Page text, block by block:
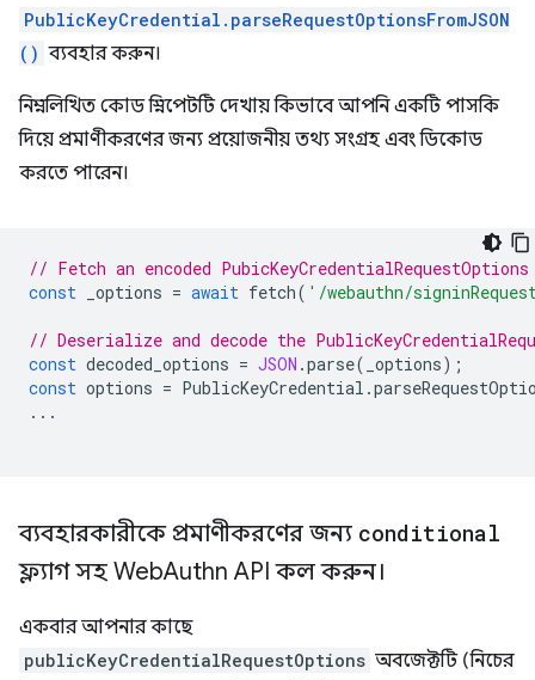
PublicKeyCredential.parseRequestOptionsFromJSON
() ব্যবহার করুন।
নিম্নলিখিত কোড স্নিপেটটি দেখায় কিভাবে আপনি একটি পাসকি
দিয়ে প্রমাণীকরণের জন্য প্রয়োজনীয় তথ্য সংগ্রহ এবং ডিকোড
করতে পারেন।
// Fetch an encoded
const
_options = await fetch( '/webauthn/
// Deserialize and decode the
const decoded_options = JSON .parse( _options);
const options = PublicKeyCredential .
...
ব্যবহারকারীকে প্রমাণীকরণের জন্য conditional
ফ্ল্যাগ সহ WebAuthn API কল করুন।
একবার আপনার কাছে
publicKeyCredentialRequestOptions অবজেক্টটি (নিচের